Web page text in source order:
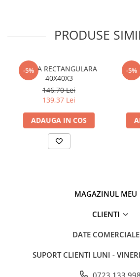
Plasă împletită
Plasă din fibră de sticlă
Plasă sudată
Policarbonat
Trepte și grătare zincate
Tablă
Tablă aluminiu
Tablă aluminiu lisa
Tablă groasă laminată la cald (LTG)
Tablă laminată la rece (LBR)
Tablă striată
PRODUSE
-5%
TEAVA RECTANGULARA
40X40X3
146,70 Lei
139,37 Lei
ADAUGA IN COS
-5%
MAGAZINUL MEU
CLIENTI
DATE COMERCIALE
SUPORT CLIENTI LUNI -
0723 133 998